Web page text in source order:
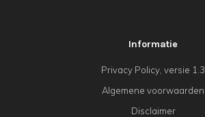
Informatie
Privacy Policy, versie 1.3
Algemene voorwaarden
Disclaimer